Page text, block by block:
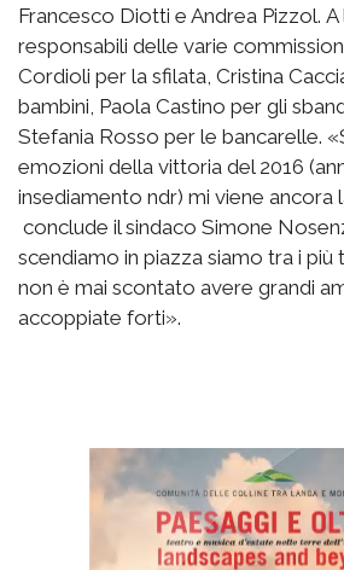
Francesco Diotti e Andrea Pizzol.
responsabili delle varie
Cordioli per la sfilata, Cristina
bambini, Paola Castino per gli
Stefania Rosso per le bancarelle.
emozioni della vittoria del 2016
insediamento ndr) mi viene ancora
conclude il sindaco Simone
scendiamo in piazza siamo tra i più
non è mai scontato avere grandi
accoppiate forti».